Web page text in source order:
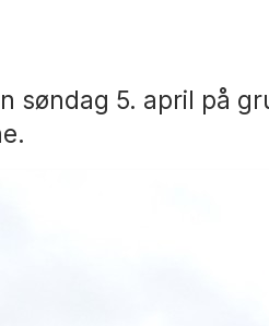
søndag 5. april på